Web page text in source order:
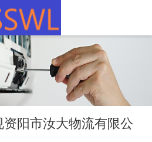
阳市汝大物流有限公